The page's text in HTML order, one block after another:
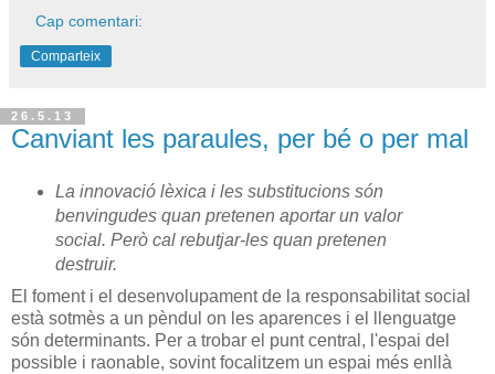
Cap comentari:
Comparteix
26.5.13
Canviant les paraules, per bé o per mal
La innovació lèxica i les substitucions són
benvingudes quan pretenen aportar un valor
social. Però cal rebutjar-les quan pretenen
destruir.
El foment i el desenvolupament de la responsabilitat social
està sotmès a un pèndul on les aparences i el llenguatge
són determinants. Per a trobar el punt central, l'espai del
possible i raonable, sovint focalitzem un espai més enllà